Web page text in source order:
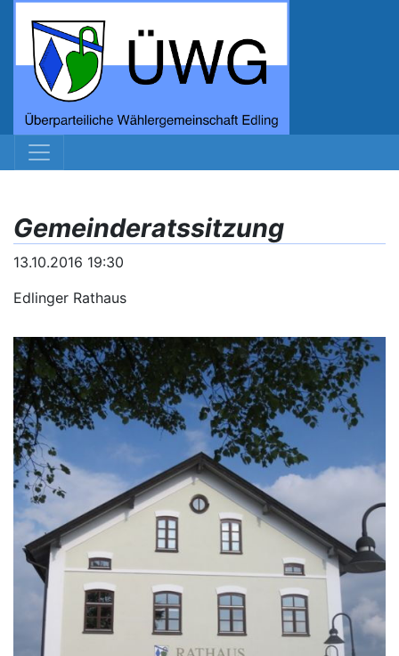
Gemeinderatssitzung
13.10.2016 19:30
Edlinger Rathaus